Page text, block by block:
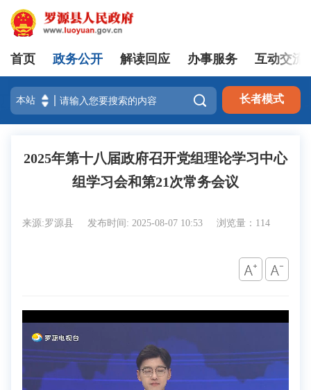
登录
首页 政务公开 解读回应 办事服务 互动交流
 长者模式
2025年第十八届政府召开党组理论学习中心
组学习会和第21次常务会议
来源:罗源县 发布时间: 2025-08-07 10:53 浏览量：114